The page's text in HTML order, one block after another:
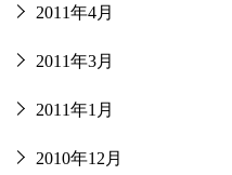
2011年4月
2011年3月
2011年1月
2010年12月